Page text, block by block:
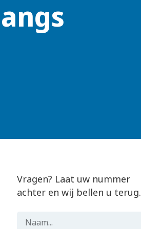
Vragen? Laat uw nummer
achter en wij bellen u terug.